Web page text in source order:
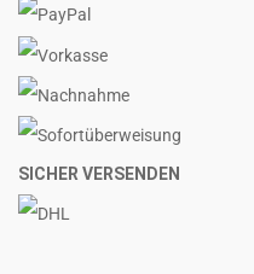
SICHER VERSENDEN